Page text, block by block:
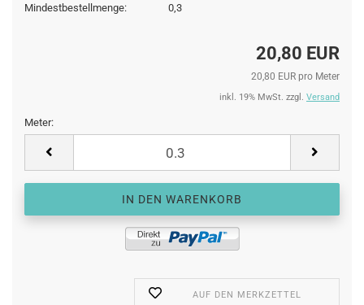
Mindestbestellmenge:
0,3
20,80 EUR
20,80 EUR pro Meter
inkl. 19% MwSt. zzgl. Versand
Meter:
AUF DEN MERKZETTEL